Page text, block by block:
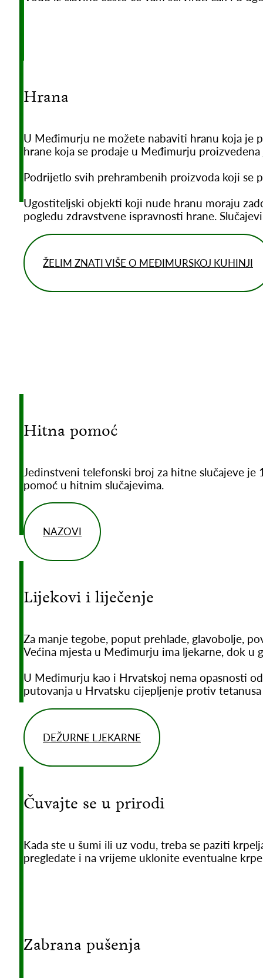
Hrana
U Međimurju ne možete nabaviti hranu koja je
hrane koja se prodaje u Međimurju
Podrijetlo svih prehrambenih proizvoda koji se
Ugostiteljski objekti koji nude hranu moraju
pogledu zdravstvene ispravnosti hrane.
ŽELIM ZNATI VIŠE O MEĐIMURSKOJ KUHINJI
Hitna pomoć
Jedinstveni telefonski broj za hitne slučajeve
pomoć u hitnim slučajevima.
NAZOVI
Lijekovi i liječenje
Za manje tegobe, poput prehlade, glavobolje,
Većina mjesta u Međimurju ima ljekarne, dok u
U Međimurju kao i Hrvatskoj nema opasnosti
putovanja u Hrvatsku cijepljenje protiv
DEŽURNE LJEKARNE
Čuvajte se u prirodi
Kada ste u šumi ili uz vodu, treba se paziti
pregledate i na vrijeme uklonite eventualne
Zabrana pušenja